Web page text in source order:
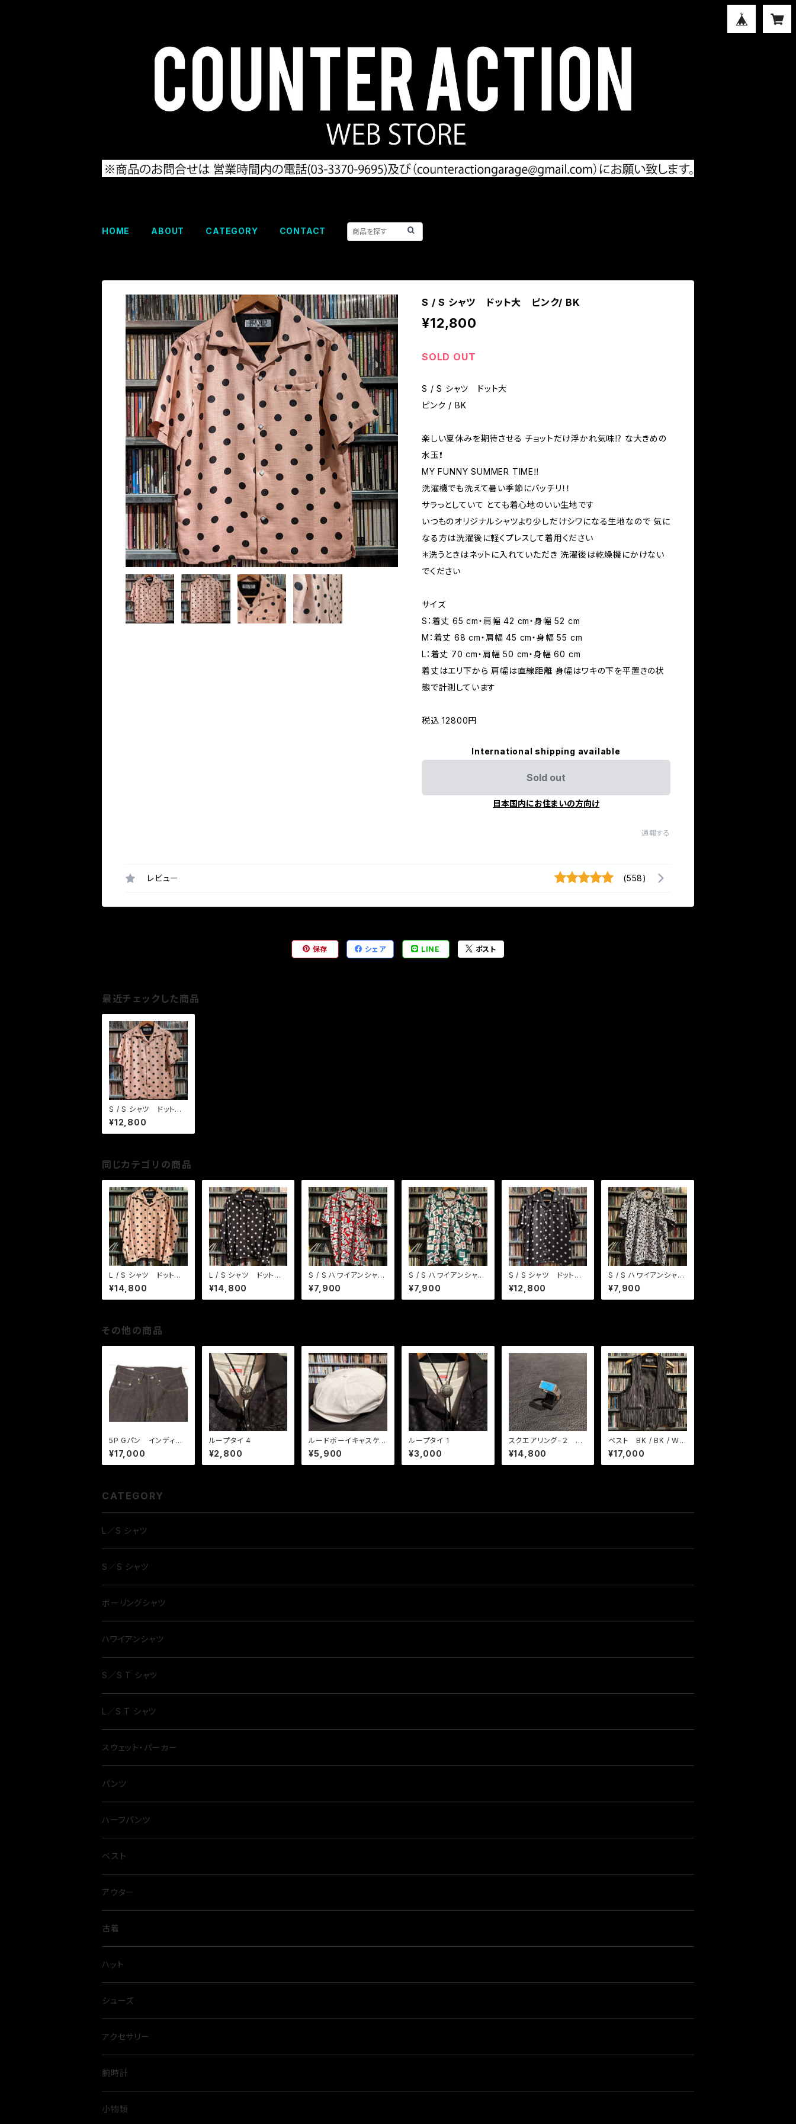
HOME ABOUT CATEGORY CONTACT
S / S シャツ ドット大 ピンク/ BK
¥12,800
SOLD OUT
S / S シャツ ドット大
ピンク / BK
楽しい夏休みを期待させる チョットだけ浮かれ気味⁉️ な大きめの
水玉❗️
MY FUNNY SUMMER TIME‼️
洗濯機でも洗えて暑い季節にバッチリ！！
サラっとしていて とても着心地のいい生地です
いつものオリジナルシャツより少しだけシワになる生地なので 気に
なる方は洗濯後に軽くプレスして着用ください
＊洗うときはネットに入れていただき 洗濯後は乾燥機にかけない
でください
サイズ
S：着丈 65 cm・肩幅 42 cm・身幅 52 cm
M：着丈 68 cm・肩幅 45 cm・身幅 55 cm
L：着丈 70 cm・肩幅 50 cm・身幅 60 cm
着丈はエリ下から 肩幅は直線距離 身幅はワキの下を平置きの状
態で計測しています
税込 12800円
International shipping available
Sold out
日本国内にお住まいの方向け
通報する
レビュー (558)
保存 シェア LINE ポスト
最近チェックした商品
S / S シャツ ドット
大 ピンク/ BK
¥12,800
同じカテゴリの商品
L / S シャツ ドット
大 ピンク/ BK
¥14,800
L / S シャツ ドット
大 BK / ホワイト
¥14,800
S / S ハワイアンシャ
ツ マージャン牌 RD
¥7,900
S / S ハワイアンシャ
ツ マージャン牌 GR
¥7,900
S / S シャツ ドット
大 BK / ホワイト
¥12,800
S / S ハワイアンシャ
ツ マージャン牌 BK
¥7,900
その他の商品
5P Gパン インディゴ
デニム
¥17,000
ループタイ 4
¥2,800
ルードボーイキャスケッ
ト ホワイト
¥5,900
ループタイ 1
¥3,000
スクエアリング−２ タ
ーコイズ
¥14,800
ベスト BK / BK / WH
ストライプ
¥17,000
CATEGORY
L／S シャツ
S／S シャツ
ボーリングシャツ
ハワイアンシャツ
S／S T シャツ
L／S T シャツ
スウェット・パーカー
パンツ
ハーフパンツ
ベスト
アウター
古着
ハット
シューズ
アクセサリー
腕時計
小物類